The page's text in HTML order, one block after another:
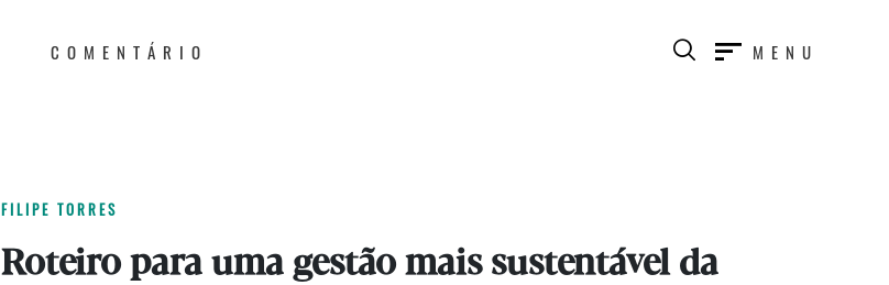
COMENTÁRIO MENU
FILIPE TORRES
Roteiro para uma gestão mais sustentável da